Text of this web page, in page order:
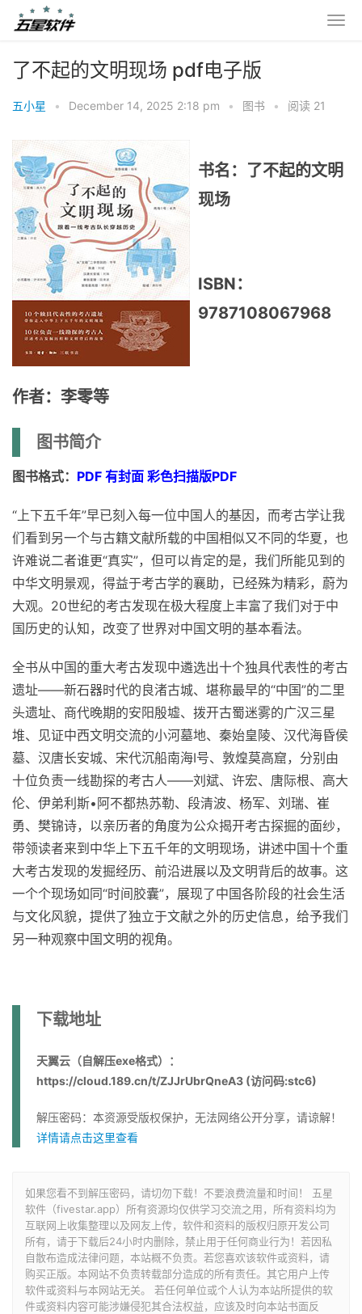
了不起的文明现场 pdf电子版
五小星 • December 14, 2025 2:18 pm • 图书 • 阅读 21
书名：了不起的文明
现场
ISBN：
9787108067968
作者：李零等
图书简介
图书格式： PDF 有封面 彩色扫描版PDF
“上下五千年”早已刻入每一位中国人的基因，而考古学让我
们看到另一个与古籍文献所载的中国相似又不同的华夏，也
许难说二者谁更“真实”，但可以肯定的是，我们所能见到的
中华文明景观，得益于考古学的襄助，已经殊为精彩，蔚为
大观。20世纪的考古发现在极大程度上丰富了我们对于中
国历史的认知，改变了世界对中国文明的基本看法。
全书从中国的重大考古发现中遴选出十个独具代表性的考古
遗址——新石器时代的良渚古城、堪称最早的“中国”的二里
头遗址、商代晚期的安阳殷墟、拨开古蜀迷雾的广汉三星
堆、见证中西文明交流的小河墓地、秦始皇陵、汉代海昏侯
墓、汉唐长安城、宋代沉船南海I号、敦煌莫高窟，分别由
十位负责一线勘探的考古人——刘斌、许宏、唐际根、高大
伦、伊弟利斯•阿不都热苏勒、段清波、杨军、刘瑞、崔
勇、樊锦诗，以亲历者的角度为公众揭开考古探掘的面纱，
带领读者来到中华上下五千年的文明现场，讲述中国十个重
大考古发现的发掘经历、前沿进展以及文明背后的故事。这
一个个现场如同“时间胶囊”，展现了中国各阶段的社会生活
与文化风貌，提供了独立于文献之外的历史信息，给予我们
另一种观察中国文明的视角。
下载地址
天翼云（自解压exe格式）：
https://cloud.189.cn/t/ZJJrUbrQneA3 (访问码:stc6)
解压密码：本资源受版权保护，无法网络公开分享，请谅解！
详情请点击这里查看
如果您看不到解压密码，请切勿下载！不要浪费流量和时间！ 五星
软件（fivestar.app）所有资源均仅供学习交流之用，所有资料均为
互联网上收集整理以及网友上传，软件和资料的版权归原开发公司
所有，请于下载后24小时内删除，禁止用于任何商业行为！若因私
自散布造成法律问题，本站概不负责。若您喜欢该软件或资料，请
购买正版。本网站不负责转载部分造成的所有责任。其它用户上传
软件或资料与本网站无关。 若任何单位或个人认为本站所提供的软
件或资料内容可能涉嫌侵犯其合法权益，应该及时向本站书面反